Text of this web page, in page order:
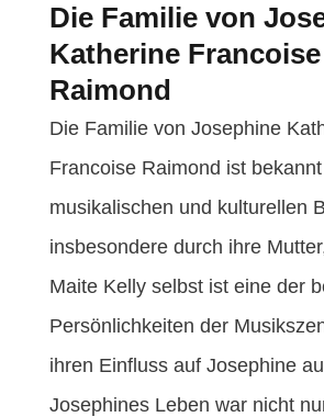
Die Familie von
Katherine Francoise
Raimond
Die Familie von Josephine
Francoise Raimond ist
musikalischen und kulturellen
insbesondere durch ihre
Maite Kelly selbst ist eine der
Persönlichkeiten der
ihren Einfluss auf Josephine
Josephines Leben war nicht